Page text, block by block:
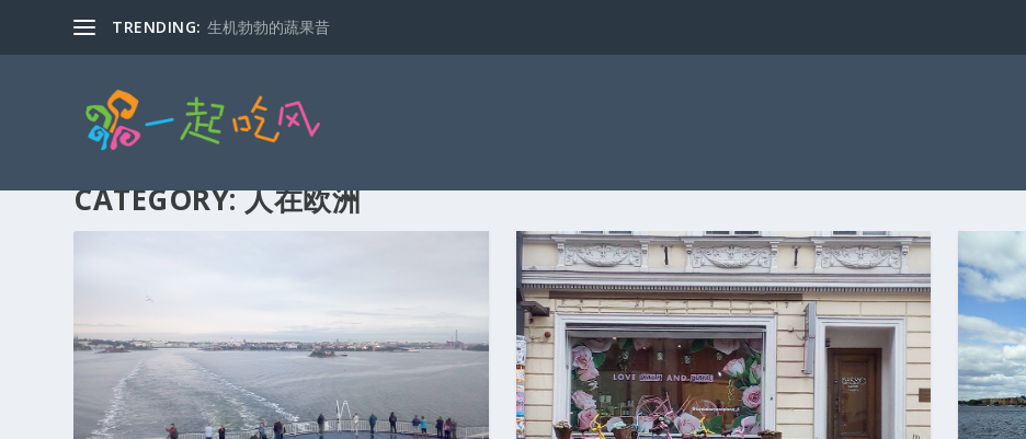
TRENDING: 生机勃勃的蔬果昔
CATEGORY:人在欧洲